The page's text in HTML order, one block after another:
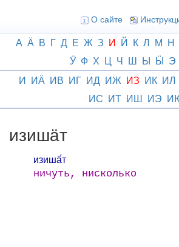
О сайте
А Ӓ В Г Д Е Ж З И Й К Л М Н
Ӱ Ф Х Ц Ч Ш Ы Ӹ Э
И ИӒ ИВ ИГ ИД ИЖ ИЗ ИК ИЛ
ИС ИТ ИШ ИЭ
изишӓт
изишӓ́т
ничуть, нисколько